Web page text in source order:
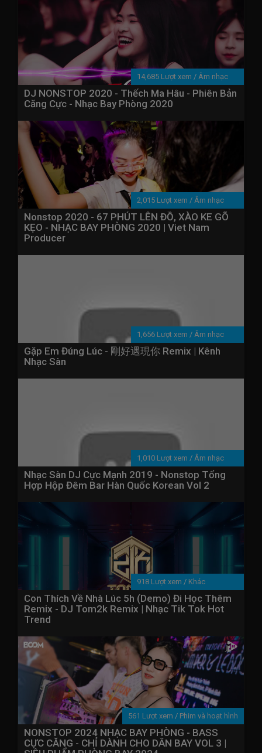
14,685 Lượt xem / Âm nhạc
DJ NONSTOP 2020 - Thếch Ma Hâu - Phiên Bản
Căng Cực - Nhạc Bay Phòng 2020
2,015 Lượt xem / Âm nhạc
Nonstop 2020 - 67 PHÚT LÊN ĐỒ, XÀO KE GÕ
KẸO - NHẠC BAY PHÒNG 2020 | Viet Nam
Producer
1,656 Lượt xem / Âm nhạc
Gặp Em Đúng Lúc - 剛好遇現你 Remix | Kênh
Nhạc Sàn
1,010 Lượt xem / Âm nhạc
Nhạc Sàn DJ Cực Mạnh 2019 - Nonstop Tổng
Hợp Hộp Đêm Bar Hàn Quốc Korean Vol 2
918 Lượt xem / Khác
Con Thích Về Nhà Lúc 5h (Demo) Đi Học Thêm
Remix - DJ Tom2k Remix | Nhạc Tik Tok Hot
Trend
561 Lượt xem / Phim và hoạt hình
NONSTOP 2024 NHẠC BAY PHÒNG - BASS
CỰC CĂNG - CHỈ DÀNH CHO DÂN BAY VOL 3 |